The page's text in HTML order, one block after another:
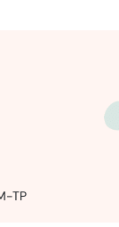
TP